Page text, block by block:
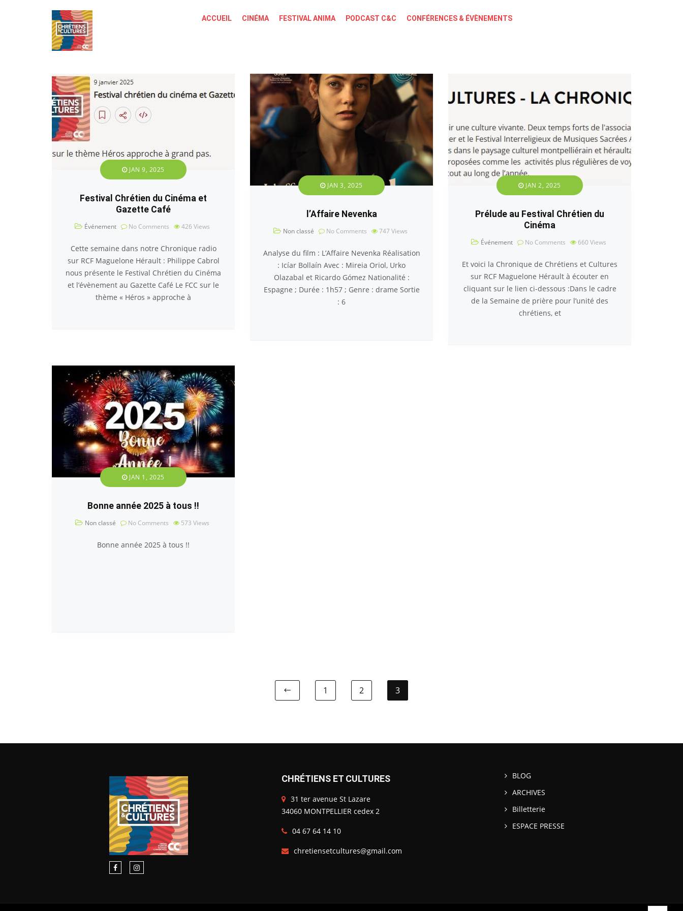
ACCUEIL CINÉMA FESTIVAL ANIMA PODCAST C&C CONFÉRENCES & ÉVÈNEMENTS
JAN 9, 2025
Festival Chrétien du Cinéma et
Gazette Café
Événement No Comments 426 Views
Cette semaine dans notre Chronique radio
sur RCF Maguelone Hérault : Philippe Cabrol
nous présente le Festival Chrétien du Cinéma
et l’évènement au Gazette Café Le FCC sur le
thème « Héros » approche à
JAN 3, 2025
l’Affaire Nevenka
Non classé No Comments 747 Views
Analyse du film : L’Affaire Nevenka Réalisation
: Icíar Bollaín Avec : Mireia Oriol, Urko
Olazabal et Ricardo Gómez Nationalité :
Espagne ; Durée : 1h57 ; Genre : drame Sortie
: 6
JAN 2, 2025
Prélude au Festival Chrétien du
Cinéma
Événement No Comments 660 Views
Et voici la Chronique de Chrétiens et Cultures
sur RCF Maguelone Hérault à écouter en
cliquant sur le lien ci-dessous :Dans le cadre
de la Semaine de prière pour l’unité des
chrétiens, et
JAN 1, 2025
Bonne année 2025 à tous !!
Non classé No Comments 573 Views
Bonne année 2025 à tous !!
1 2 3
CHRÉTIENS ET CULTURES
31 ter avenue St Lazare
34060 MONTPELLIER cedex 2
04 67 64 14 10
chretiensetcultures@gmail.com
BLOG
ARCHIVES
Billetterie
ESPACE PRESSE